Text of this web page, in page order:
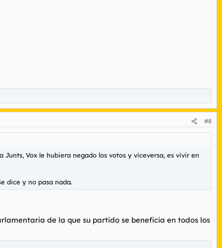
#8
Vox le hubiera negado los votos y viceversa, es vivir en
dice y no pasa nada.
de la que su partido se beneficia en todos los